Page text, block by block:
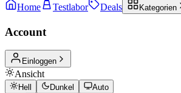
Home Testlabor Deals Kategorien
Account
Einloggen
Ansicht
Hell Dunkel Auto